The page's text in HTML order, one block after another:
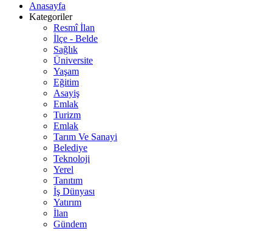
Anasayfa
Kategoriler
Resmî İlan
İlçe - Belde
Sağlık
Üniversite
Yaşam
Eğitim
Asayiş
Emlak
Turizm
Emlak
Tarım Ve Sanayi
Belediye
Teknoloji
Yerel
Tanıtım
İş Dünyası
Yatırım
İlan
Gündem